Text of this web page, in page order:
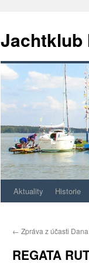
Jachtklub
Přejít
obsahu
webu
Aktuality Historie
← Zpráva z účasti
REGATA